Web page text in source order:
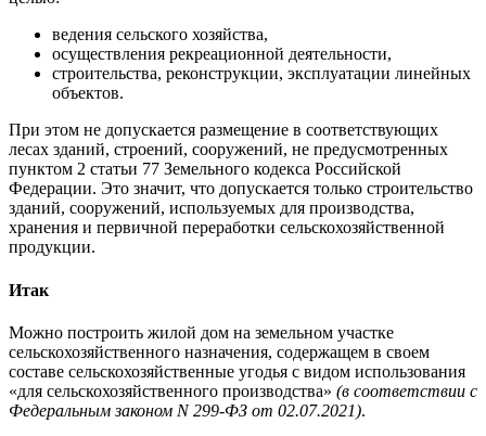
ведения сельского хозяйства,
осуществления рекреационной деятельности,
строительства, реконструкции, эксплуатации линейных
объектов.
При этом не допускается размещение в соответствующих
лесах зданий, строений, сооружений, не предусмотренных
пунктом 2 статьи 77 Земельного кодекса Российской
Федерации. Это значит, что допускается только строительство
зданий, сооружений, используемых для производства,
хранения и первичной переработки сельскохозяйственной
продукции.
Итак
Можно построить жилой дом на земельном участке
сельскохозяйственного назначения, содержащем в своем
составе сельскохозяйственные угодья с видом использования
«для сельскохозяйственного производства» (в соответствии с
Федеральным законом N 299-ФЗ от 02.07.2021).